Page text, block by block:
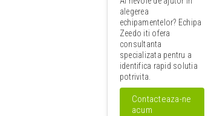
alegerea
echipamentelor? Echipa
Zeedo iti ofera
consultanta
specializata pentru a
identifica rapid solutia
potrivita.
Contacteaza-ne
acum